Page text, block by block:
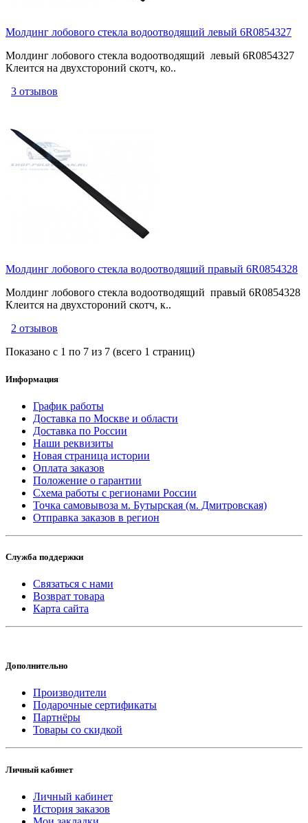
Молдинг лобового стекла водоотводящий левый 6R0854327
Молдинг лобового стекла водоотводящий левый 6R0854327
Клеится на двухстороний скотч, ко..
3 отзывов
Молдинг лобового стекла водоотводящий правый 6R0854328
Молдинг лобового стекла водоотводящий правый 6R0854328
Клеится на двухстороний скотч, к..
2 отзывов
Показано с 1 по 7 из 7 (всего 1 страниц)
Информация
График работы
Доставка по Москве и области
Доставка по России
Наши реквизиты
Новая страница истории
Оплата заказов
Положение о гарантии
Схема работы с регионами России
Точка самовывоза м. Бутырская (м. Дмитровская)
Отправка заказов в регион
Служба поддержки
Связаться с нами
Возврат товара
Карта сайта
Дополнительно
Производители
Подарочные сертификаты
Партнёры
Товары со скидкой
Личный кабинет
Личный кабинет
История заказов